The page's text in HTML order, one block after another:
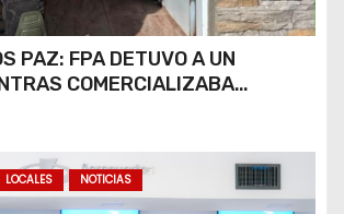
PAZ: FPA DETUVO A UN
COMERCIALIZABA
LOCALES NOTICIAS